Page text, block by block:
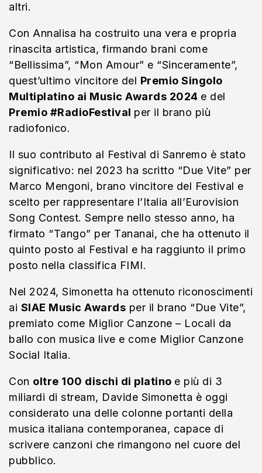
altri.
Con Annalisa ha costruito una vera e propria
rinascita artistica, firmando brani come
“Bellissima”, “Mon Amour” e “Sinceramente”,
quest’ultimo vincitore del Premio Singolo
Multiplatino ai Music Awards 2024 e del
Premio #RadioFestival per il brano più
radiofonico.
Il suo contributo al Festival di Sanremo è stato
significativo: nel 2023 ha scritto “Due Vite” per
Marco Mengoni, brano vincitore del Festival e
scelto per rappresentare l’Italia all’Eurovision
Song Contest. Sempre nello stesso anno, ha
firmato “Tango” per Tananai, che ha ottenuto il
quinto posto al Festival e ha raggiunto il primo
posto nella classifica FIMI.
Nel 2024, Simonetta ha ottenuto riconoscimenti
ai SIAE Music Awards per il brano “Due Vite”,
premiato come Miglior Canzone – Locali da
ballo con musica live e come Miglior Canzone
Social Italia.
Con oltre 100 dischi di platino e più di 3
miliardi di stream, Davide Simonetta è oggi
considerato una delle colonne portanti della
musica italiana contemporanea, capace di
scrivere canzoni che rimangono nel cuore del
pubblico.